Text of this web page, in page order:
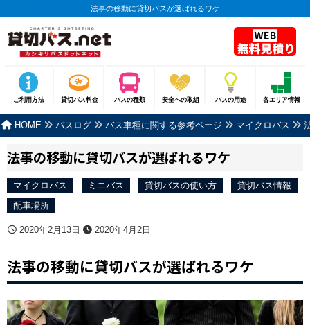
法事の移動に貸切バスが選ばれるワケ
ご利用方法 貸切バス料金 バスの種類 安全への取組 バスの用途 各エリア情報
HOME バスログ バス車種に関する参考ページ マイクロバス
法事の移動に貸切バスが選ばれるワケ
マイクロバス ミニバス 貸切バスの使い方
貸切バス情報
配車場所
2020年2月13日 2020年4月2日
法事の移動に貸切バスが選ばれるワケ